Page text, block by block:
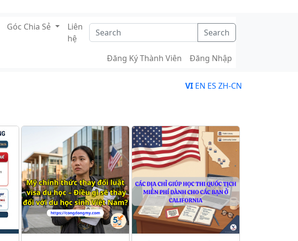
Góc Chia Sẻ
Liên
hệ
Search
Đăng Ký Thành Viên Đăng Nhập
VI EN ES ZH-CN